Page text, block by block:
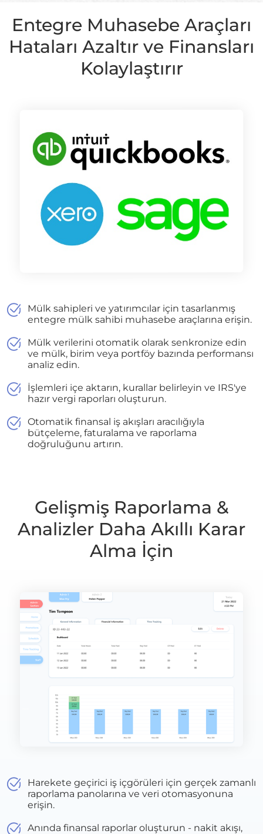
Entegre Muhasebe Araçları
Hataları Azaltır ve Finansları
Kolaylaştırır
Mülk sahipleri ve yatırımcılar için tasarlanmış
entegre mülk sahibi muhasebe araçlarına erişin.
Mülk verilerini otomatik olarak senkronize edin
ve mülk, birim veya portföy bazında performansı
analiz edin.
İşlemleri içe aktarın, kurallar belirleyin ve IRS'ye
hazır vergi raporları oluşturun.
Otomatik finansal iş akışları aracılığıyla
bütçeleme, faturalama ve raporlama
doğruluğunu artırın.
Gelişmiş Raporlama &
Analizler Daha Akıllı Karar
Alma İçin
Harekete geçirici iş içgörüleri için gerçek zamanlı
raporlama panolarına ve veri otomasyonuna
erişin.
Anında finansal raporlar oluşturun - nakit akışı,